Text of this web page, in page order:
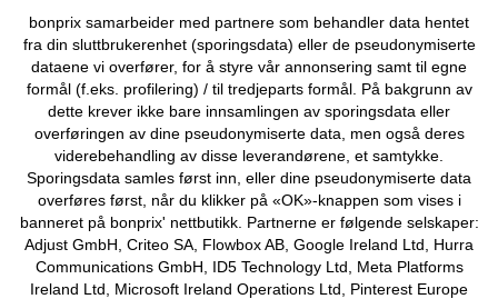
Du kan også finne oss på
Kjøpsvilkår Personopplysninger Cookie-innstillinger
Om Oss Angre kjøp
© 2026 bonprix.
bonprix samarbeider med partnere som behandler data hentet
fra din sluttbrukerenhet (sporingsdata) eller de pseudonymiserte
dataene vi overfører, for å styre vår annonsering samt til egne
formål (f.eks. profilering) / til tredjeparts formål. På bakgrunn av
dette krever ikke bare innsamlingen av sporingsdata eller
overføringen av dine pseudonymiserte data, men også deres
viderebehandling av disse leverandørene, et samtykke.
Sporingsdata samles først inn, eller dine pseudonymiserte data
overføres først, når du klikker på «OK»-knappen som vises i
banneret på bonprix' nettbutikk. Partnerne er følgende selskaper:
Adjust GmbH, Criteo SA, Flowbox AB, Google Ireland Ltd, Hurra
Communications GmbH, ID5 Technology Ltd, Meta Platforms
Ireland Ltd, Microsoft Ireland Operations Ltd, Pinterest Europe